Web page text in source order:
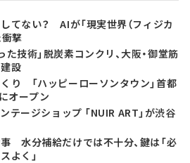
てない？ AIが「現実世界（フィジカ
衝撃
た技術」脱炭素コンクリ、大阪・御堂筋
設
り 「ハッピーローソンタウン」首都
オープン
テージショップ 「NUIR ART」が渋谷
水分補給だけでは不十分、鍵は「必
よく」